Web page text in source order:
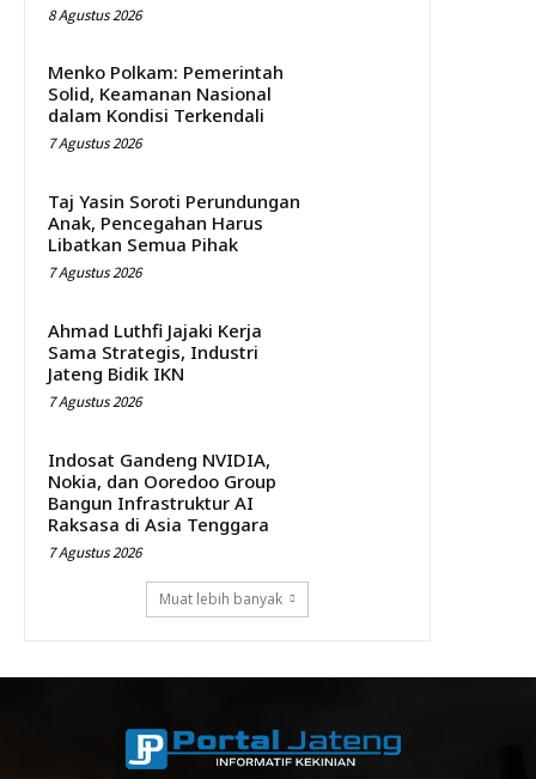
8 Agustus 2026
Menko Polkam: Pemerintah
Solid, Keamanan Nasional
dalam Kondisi Terkendali
7 Agustus 2026
Taj Yasin Soroti Perundungan
Anak, Pencegahan Harus
Libatkan Semua Pihak
7 Agustus 2026
Ahmad Luthfi Jajaki Kerja
Sama Strategis, Industri
Jateng Bidik IKN
7 Agustus 2026
Indosat Gandeng NVIDIA,
Nokia, dan Ooredoo Group
Bangun Infrastruktur AI
Raksasa di Asia Tenggara
7 Agustus 2026
Muat lebih banyak